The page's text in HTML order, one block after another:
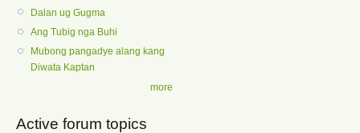
Dalan ug Gugma
Ang Tubig nga Buhi
Mubong pangadye alang kang
Diwata Kaptan
more
Active forum topics